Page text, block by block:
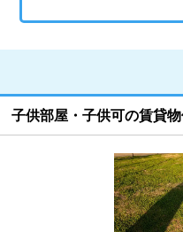
子供部屋・子供可の賃貸